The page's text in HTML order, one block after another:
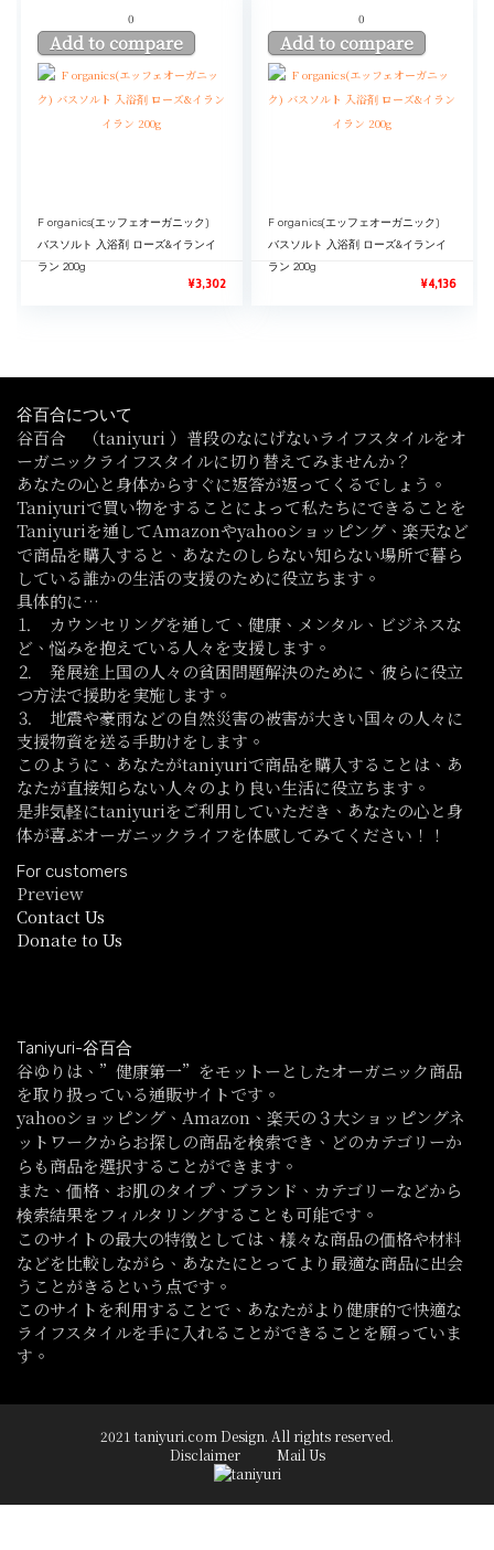
0
Add to compare
F organics(エッフェオーガニック)
バスソルト 入浴剤 ローズ&イランイ
ラン 200g
¥3,302
0
Add to compare
F organics(エッフェオーガニック)
バスソルト 入浴剤 ローズ&イランイ
ラン 200g
¥4,136
谷百合について
谷百合 （taniyuri ）普段のなにげないライフスタイルをオ
ーガニックライフスタイルに切り替えてみませんか？
あなたの心と身体からすぐに返答が返ってくるでしょう。
Taniyuriで買い物をすることによって私たちにできることを
Taniyuriを通してAmazonやyahooショッピング、楽天など
で商品を購入すると、あなたのしらない知らない場所で暮ら
している誰かの生活の支援のために役立ちます。
具体的に…
⒈ カウンセリングを通して、健康、メンタル、ビジネスな
ど、悩みを抱えている人々を支援します。
⒉ 発展途上国の人々の貧困問題解決のために、彼らに役立
つ方法で援助を実施します。
⒊ 地震や豪雨などの自然災害の被害が大きい国々の人々に
支援物資を送る手助けをします。
このように、あなたがtaniyuriで商品を購入することは、あ
なたが直接知らない人々のより良い生活に役立ちます。
是非気軽にtaniyuriをご利用していただき、あなたの心と身
体が喜ぶオーガニックライフを体感してみてください！！
For customers
Preview
Contact Us
Donate to Us
Taniyuri-谷百合
谷ゆりは、”健康第一”をモットーとしたオーガニック商品
を取り扱っている通販サイトです。
yahooショッピング、Amazon、楽天の３大ショッピングネ
ットワークからお探しの商品を検索でき、どのカテゴリーか
らも商品を選択することができます。
また、価格、お肌のタイプ、ブランド、カテゴリーなどから
検索結果をフィルタリングすることも可能です。
このサイトの最大の特徴としては、様々な商品の価格や材料
などを比較しながら、あなたにとってより最適な商品に出会
うことがきるという点です。
このサイトを利用することで、あなたがより健康的で快適な
ライフスタイルを手に入れることができることを願っていま
す。
2021 taniyuri.com Design. All rights reserved.
Disclaimer
Mail Us